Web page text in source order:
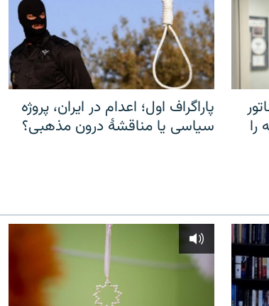
را
پاراگراف اول؛ اعدام در ایران، پروژه
سیاسی یا مناقشهٔ درون مذهبی؟